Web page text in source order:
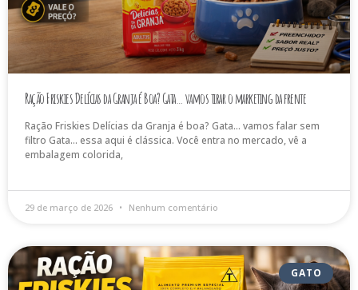
Ração Friskies Delícias da Granja é Boa? Gata… vamos tirar o marketing da frente
Ração Friskies Delícias da Granja é boa? Gata… vamos falar sem
filtro Gata… essa aqui é clássica. Você entra no mercado, vê a
embalagem colorida,
29 de março de 2026 Nenhum comentário
GATO